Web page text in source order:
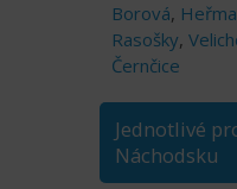
Borová,
Rasošky,
Černčice
Jednotlivé
Náchodsku